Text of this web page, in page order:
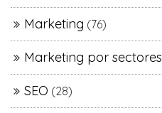
Marketing (76)
Marketing por sectores
SEO (28)